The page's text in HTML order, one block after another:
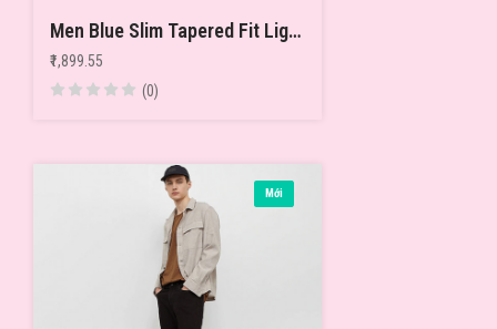
Men Blue Slim Tapered Fit Light Fade Stretchable Jeans
₹1,899.55
(0)
Mới